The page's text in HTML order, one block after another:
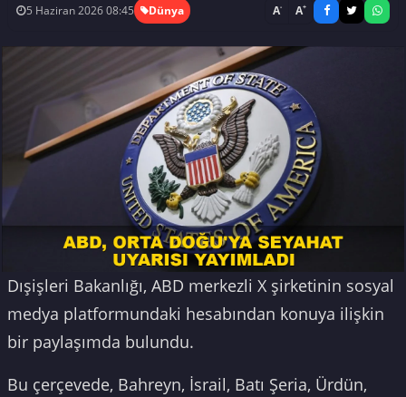
5 Haziran 2026 08:45 Dünya A- A+
Dışişleri Bakanlığı, ABD merkezli X şirketinin sosyal
medya platformundaki hesabından konuya ilişkin
bir paylaşımda bulundu.
Bu çerçevede, Bahreyn, İsrail, Batı Şeria, Ürdün,